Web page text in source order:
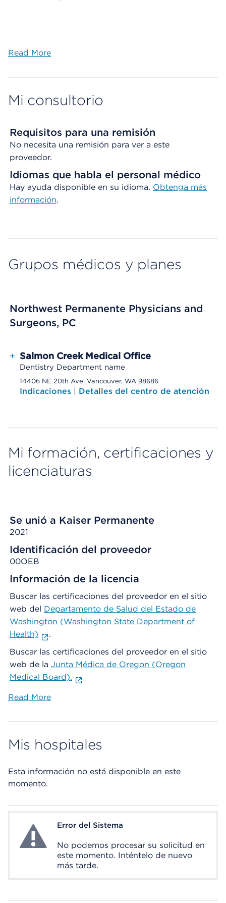
Read More
Mi consultorio
Requisitos para una remisión
No necesita una remisión para ver a este
proveedor.
Idiomas que habla el personal médico
Hay ayuda disponible en su idioma. Obtenga más
información.
Grupos médicos y planes
Northwest Permanente Physicians and
Surgeons, PC
+ Salmon Creek Medical Office
Dentistry Department name
14406 NE 20th Ave, Vancouver, WA 98686
Indicaciones | Detalles del centro de atención
Mi formación, certificaciones y
licenciaturas
Se unió a Kaiser Permanente
2021
Identificación del proveedor
00OEB
Información de la licencia
Buscar las certificaciones del proveedor en el sitio
web del Departamento de Salud del Estado de
Washington (Washington State Department of
Health)
.
Buscar las certificaciones del proveedor en el sitio
web de la Junta Médica de Oregon (Oregon
Medical Board).
Read More
Mis hospitales
Esta información no está disponible en este
momento.
System ErrorError del Sistema
No podemos procesar su solicitud en
este momento. Inténtelo de nuevo
más tarde.